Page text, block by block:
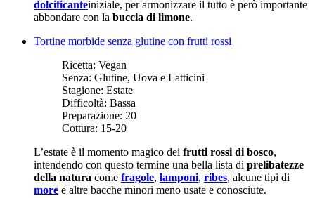
dolcificanteiniziale, per armonizzare il tutto è però importante
abbondare con la buccia di limone.
Tortine morbide senza glutine con frutti rossi
Ricetta: Vegan
Senza: Glutine, Uova e Latticini
Stagione: Estate
Difficoltà: Bassa
Preparazione: 20
Cottura: 15-20
L’estate è il momento magico dei frutti rossi di bosco,
intendendo con questo termine una bella lista di prelibatezze
della natura come fragole, lamponi, ribes, alcune tipi di
more e altre bacche minori meno usate e conosciute.